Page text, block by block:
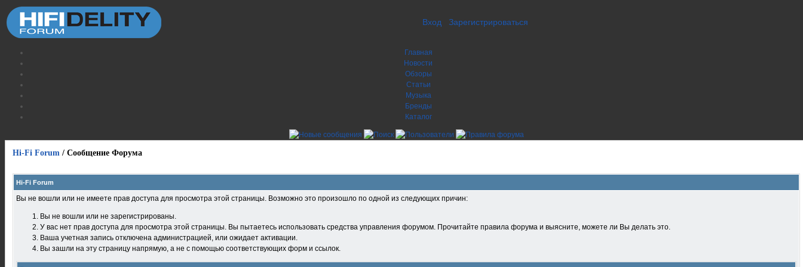
Вход Зарегистрироваться
Главная
Новости
Обзоры
Статьи
Музыка
Бренды
Каталог
Hi-Fi Forum / Сообщение Форума
Hi-Fi Forum
Вы не вошли или не имеете прав доступа для просмотра этой страницы. Возможно это произошло по одной из следующих причин:
Вы не вошли или не зарегистрированы.
У вас нет прав доступа для просмотра этой страницы. Вы пытаетесь использовать средства управления форумом. Прочитайте правила форума и выясните, можете ли Вы делать это.
Ваша учетная запись отключена администрацией, или ожидает активации.
Вы зашли на эту страницу напрямую, а не с помощью соответствующих форм и ссылок.